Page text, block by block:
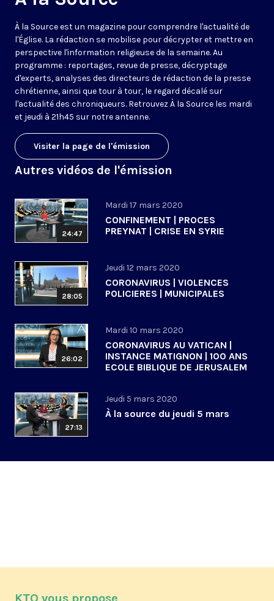
À la Source est un magazine pour comprendre l'actualité de
l'Église. La rédaction se mobilise pour décrypter et mettre en
perspective l'information religieuse de la semaine. Au
programme : reportages, revue de presse, décryptage
d'experts, analyses des directeurs de rédaction de la presse
chrétienne, ainsi que tour à tour, le regard décalé sur
l'actualité des chroniqueurs. Retrouvez À la Source les mardi
et jeudi à 21h45 sur notre antenne.
Visiter la page de l'émission
Autres vidéos de l'émission
24:47
Mardi 17 mars 2020
CONFINEMENT | PROCES
PREYNAT | CRISE EN SYRIE
28:05
Jeudi 12 mars 2020
CORONAVIRUS | VIOLENCES
POLICIERES | MUNICIPALES
26:02
Mardi 10 mars 2020
CORONAVIRUS AU VATICAN |
INSTANCE MATIGNON | 100 ANS
ECOLE BIBLIQUE DE JERUSALEM
27:13
Jeudi 5 mars 2020
À la source du jeudi 5 mars